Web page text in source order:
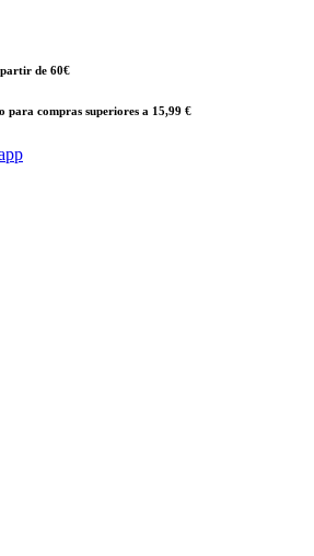
de 60€
para compras superiores a 15,99 €